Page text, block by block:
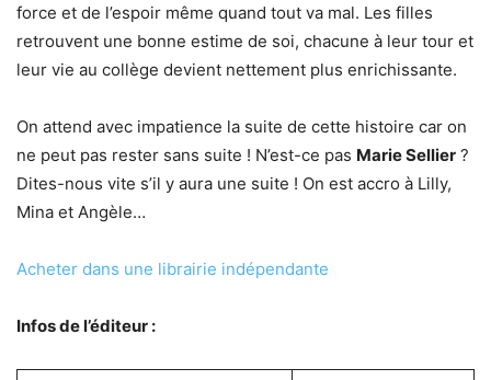
force et de l’espoir même quand tout va mal. Les filles
retrouvent une bonne estime de soi, chacune à leur tour et
leur vie au collège devient nettement plus enrichissante.
On attend avec impatience la suite de cette histoire car on
ne peut pas rester sans suite ! N’est-ce pas Marie Sellier ?
Dites-nous vite s’il y aura une suite ! On est accro à Lilly,
Mina et Angèle…
Acheter dans une librairie indépendante
Infos de l’éditeur :